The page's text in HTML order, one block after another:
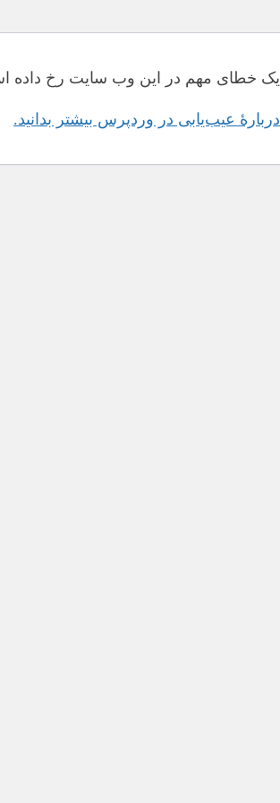
یک خطای مهم در این وب سایت رخ داده
دربارهٔ عیب‌یابی در وردپرس بیشتر بدانید.